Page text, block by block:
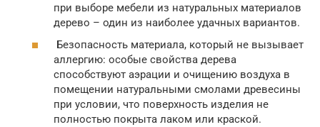
при выборе мебели из натуральных материалов
дерево – один из наиболее удачных вариантов.
Безопасность материала, который не вызывает
аллергию: особые свойства дерева
способствуют аэрации и очищению воздуха в
помещении натуральными смолами древесины
при условии, что поверхность изделия не
полностью покрыта лаком или краской.